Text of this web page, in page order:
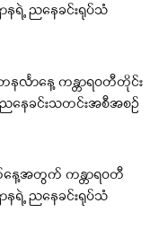
နရဲ့ ညနေခင်းရုပ်သံ
လာနေ့ ကန္တာရဝတီတိုင်း
နေခင်းသတင်းအစီအစဉ်
ေ့အတွက် ကန္တာရဝတီ
နရဲ့ ညနေခင်းရုပ်သံ